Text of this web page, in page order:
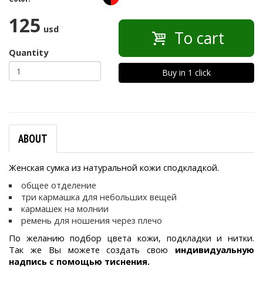
125 usd
Quantity
To cart
Buy in 1 click
ABOUT
Женская сумка из натуральной кожи сподкладкой.
общее отделение
три кармашка для небольших вещей
кармашек на молнии
ремень для ношения через плечо
По желанию подбор цвета кожи, подкладки и нитки.
Так же Вы можете создать свою индивидуальную
надпись с помощью тиснения.